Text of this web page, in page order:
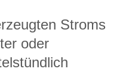
Stroms
oder